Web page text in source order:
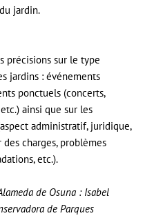
jardin.
précisions sur le type
jardins : événements
ponctuels (concerts,
ainsi que sur les
administratif, juridique,
charges, problèmes
etc.).
de Osuna : Isabel
de Parques